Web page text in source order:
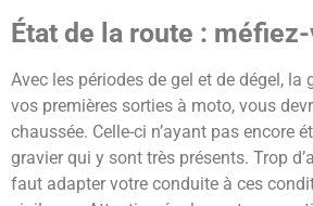
État de la route :
Avec les périodes de gel et de dégel,
vos premières sorties à moto, vous
chaussée. Celle-ci n’ayant pas encore
gravier qui y sont très présents. Trop
faut adapter votre conduite à ces